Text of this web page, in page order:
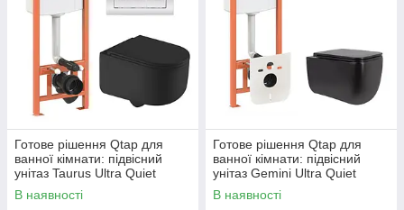
Готове рішення Qtap для
ванної кімнати: підвісний
унітаз Taurus Ultra Quiet
490x360x380 + комплект
інсталяції Nest 4 в 1 (лінійна
В наявності
Готове рішення Qtap для
ванної кімнати: підвісний
унітаз Gemini Ultra Quiet
530х365х373 + комплект
інсталяції Nest 4 в 1 (кругла
В наявності